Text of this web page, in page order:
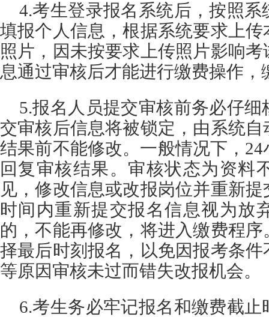
4.考生登录报名系统后，按照
填报个人信息，根据系统要求上
照片，因未按要求上传照片影响
息通过审核后才能进行缴费操作
5.报名人员提交审核前务必仔
交审核后信息将被锁定，由系统
结果前不能修改。一般情况下，
回复审核结果。审核状态为资料
见，修改信息或改报岗位并重新
时间内重新提交报名信息视为放
的，不能再修改，将进入缴费程
择最后时刻报名，以免因报考条
等原因审核未过而错失改报机会。
6.考生务必牢记报名和缴费截